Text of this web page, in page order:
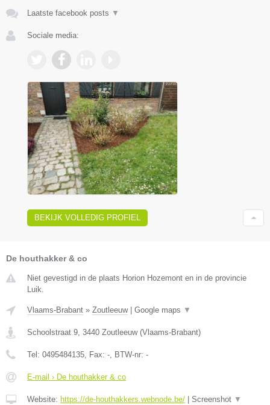
Laatste facebook posts ▼
Sociale media:
BEKIJK VOLLEDIG PROFIEL
De houthakker & co
Niet gevestigd in de plaats Horion Hozemont en in de provincie
Luik.
Vlaams-Brabant » Zoutleeuw| Google maps ▼
Schoolstraat 9 3440 Zoutleeuw(Vlaams-Brabant)
Tel: 0495484135 , Fax: - , BTW-nr: -
E-mail › De houthakker & co
Website: https://de-houthakkers.webnode.be/ | Screenshot ▼